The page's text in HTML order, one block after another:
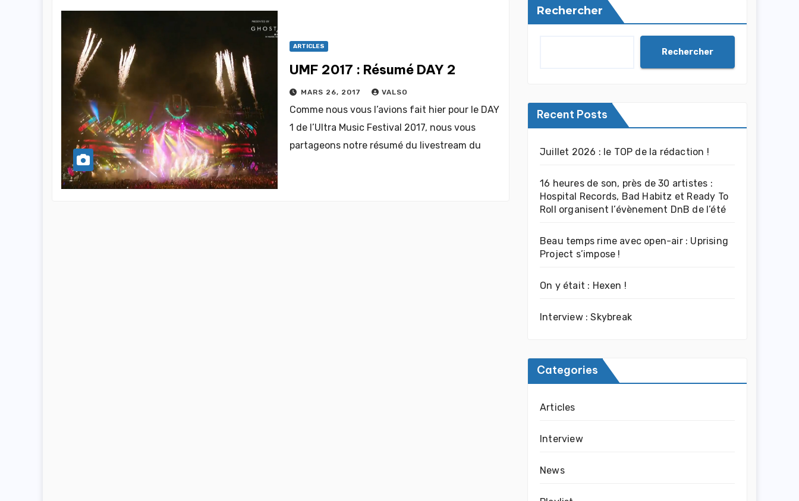
ARTICLES
UMF 2017 : Résumé DAY 2
MARS 26, 2017 VALSO
Comme nous vous l’avions fait hier pour le DAY
1 de l’Ultra Music Festival 2017, nous vous
partageons notre résumé du livestream du
Rechercher
Rechercher
Recent Posts
Juillet 2026 : le TOP de la rédaction !
16 heures de son, près de 30 artistes :
Hospital Records, Bad Habitz et Ready To
Roll organisent l’évènement DnB de l’été
Beau temps rime avec open-air : Uprising
Project s’impose !
On y était : Hexen !
Interview : Skybreak
Categories
Articles
Interview
News